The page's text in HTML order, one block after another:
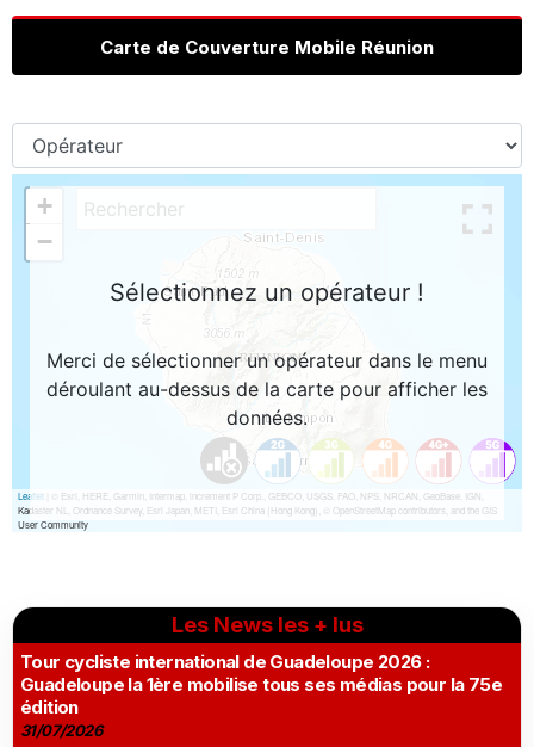
Carte de Couverture Mobile Réunion
Les News les + lus
Tour cycliste international de Guadeloupe 2026 :
Guadeloupe la 1ère mobilise tous ses médias pour la 75e
édition
31/07/2026